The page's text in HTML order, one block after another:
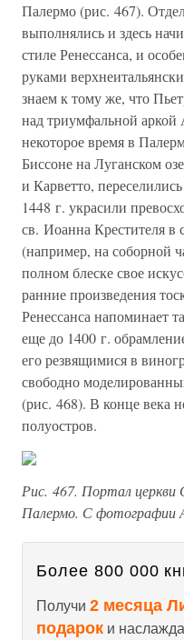
Палермо (рис. 467).
выполнялись и здесь
стиле Ренессанса, и
руками
знаем к тому же, что
над триумфальной
некоторое время в
Биссоне на Луганском
и Карветто,
1448 г. украсили
св. Иоанна Крестителя в
(например, на соборной
полном блеске свое
ранние произведения
Ренессанса напоминает
еще до 1400 г.
его резвящимися в
свободно
(рис. 468). В конце века
полуостров.
Рис. 467. Портал
Палермо. С фотографии
Более 800 000
Получи 2 месяца
подарок и